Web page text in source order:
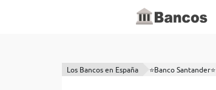
Los Bancos en España ⭐Banco Santander⭐